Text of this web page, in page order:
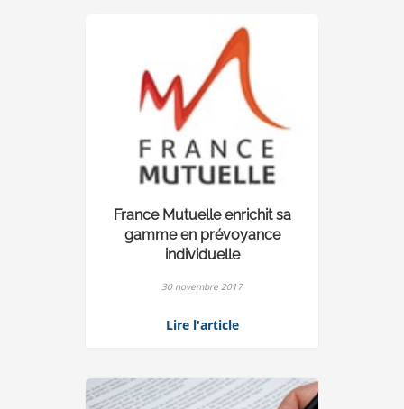
France Mutuelle enrichit sa
gamme en prévoyance
individuelle
30 novembre 2017
Lire l'article